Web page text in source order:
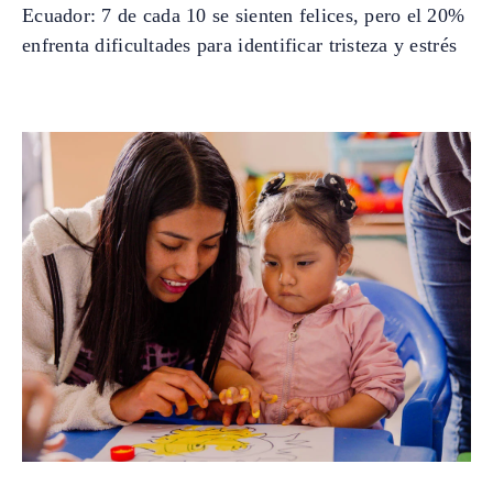
Ecuador: 7 de cada 10 se sienten felices, pero el 20%
enfrenta dificultades para identificar tristeza y estrés